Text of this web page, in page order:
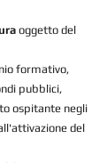
oggetto del
formativo,
pubblici,
ospitante negli
del